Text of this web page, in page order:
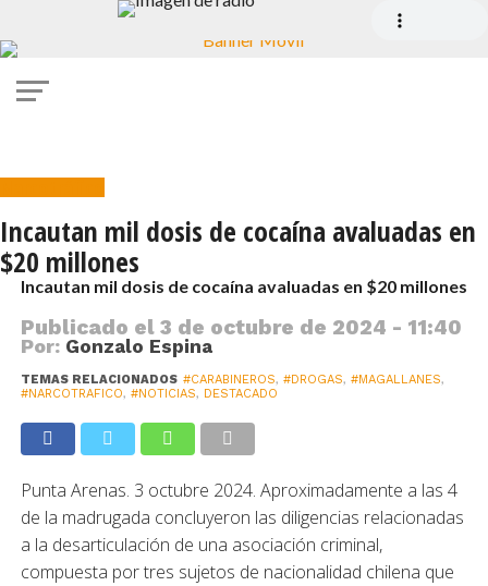
Narcotráfico
Incautan mil dosis de cocaína avaluadas en
$20 millones
Incautan mil dosis de cocaína avaluadas en $20 millones
Publicado el 3 de octubre de 2024 - 11:40
Por: Gonzalo Espina
TEMAS RELACIONADOS #CARABINEROS, #DROGAS, #MAGALLANES,
#NARCOTRAFICO, #NOTICIAS, DESTACADO
Punta Arenas. 3 octubre 2024. Aproximadamente a las 4
de la madrugada concluyeron las diligencias relacionadas
a la desarticulación de una asociación criminal,
compuesta por tres sujetos de nacionalidad chilena que